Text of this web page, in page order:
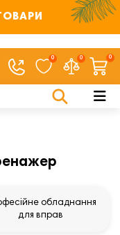
0 0 0
обладнання
для вправ